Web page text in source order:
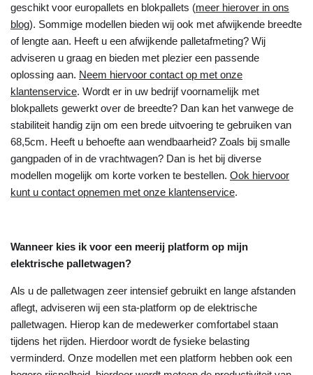
geschikt voor europallets en blokpallets (meer hierover in ons
blog). Sommige modellen bieden wij ook met afwijkende breedte
of lengte aan. Heeft u een afwijkende palletafmeting? Wij
adviseren u graag en bieden met plezier een passende
oplossing aan. Neem hiervoor contact op met onze
klantenservice. Wordt er in uw bedrijf voornamelijk met
blokpallets gewerkt over de breedte? Dan kan het vanwege de
stabiliteit handig zijn om een brede uitvoering te gebruiken van
68,5cm. Heeft u behoefte aan wendbaarheid? Zoals bij smalle
gangpaden of in de vrachtwagen? Dan is het bij diverse
modellen mogelijk om korte vorken te bestellen. Ook hiervoor
kunt u contact opnemen met onze klantenservice.
Wanneer kies ik voor een meerij platform op mijn
elektrische palletwagen?
Als u de palletwagen zeer intensief gebruikt en lange afstanden
aflegt, adviseren wij een sta-platform op de elektrische
palletwagen. Hierop kan de medewerker comfortabel staan
tijdens het rijden. Hierdoor wordt de fysieke belasting
verminderd. Onze modellen met een platform hebben ook een